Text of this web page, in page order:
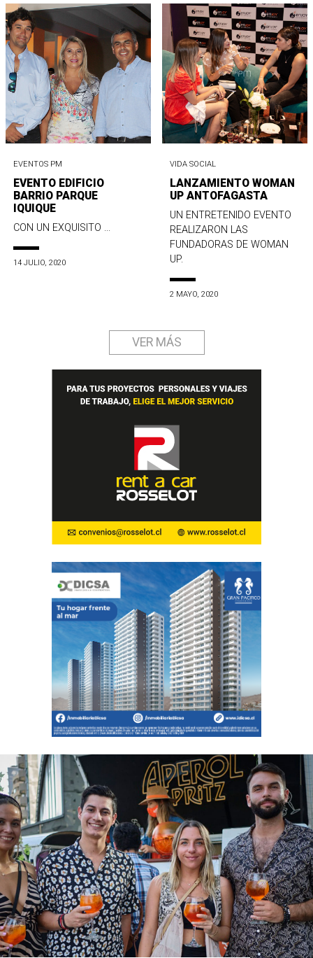
EVENTOS PM
EVENTO EDIFICIO
BARRIO PARQUE
IQUIQUE
CON UN EXQUISITO ...
14 JULIO, 2020
VIDA SOCIAL
LANZAMIENTO WOMAN
UP ANTOFAGASTA
UN ENTRETENIDO EVENTO
REALIZARON LAS
FUNDADORAS DE WOMAN
UP.
2 MAYO, 2020
VER MÁS